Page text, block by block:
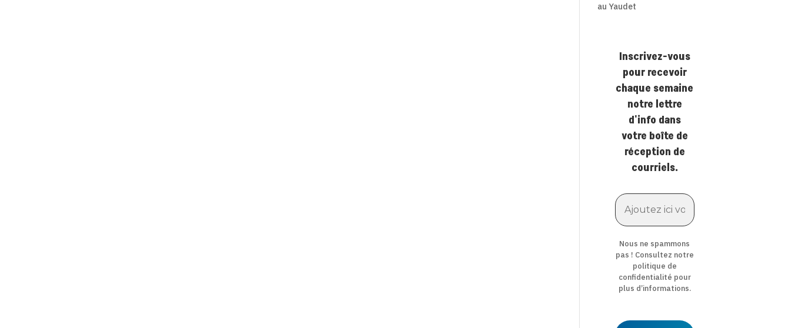
au Yaudet
Inscrivez-vous
pour recevoir
chaque semaine
notre lettre
d'info dans
votre boîte de
réception de
courriels.
Nous ne spammons
pas ! Consultez notre
politique de
confidentialité pour
plus d’informations.